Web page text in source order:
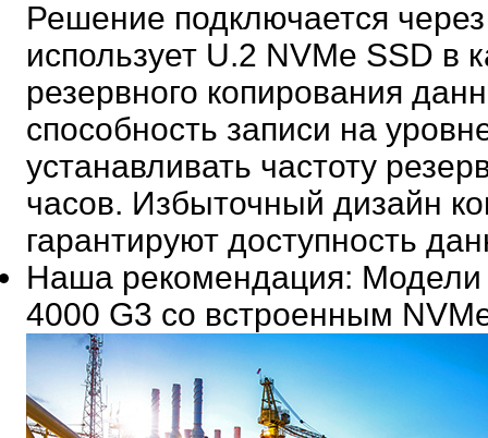
Решение подключается
использует U.2 NVMe SSD в
резервного копирования
способность записи на
устанавливать частоту
часов. Избыточный дизайн
гарантируют доступность
Наша рекомендация: Модели
4000 G3 со встроенным